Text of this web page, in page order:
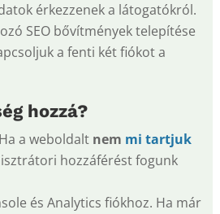
érkezzenek a látogatókról.
SEO bővítmények telepítése
a fenti két fiókot a
hozzá?
a weboldalt nem mi tartjuk
hozzáférést fogunk
és Analytics fiókhoz. Ha már